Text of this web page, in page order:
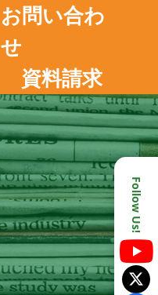
お問い合わ
せ
資料請求
Follow Us!